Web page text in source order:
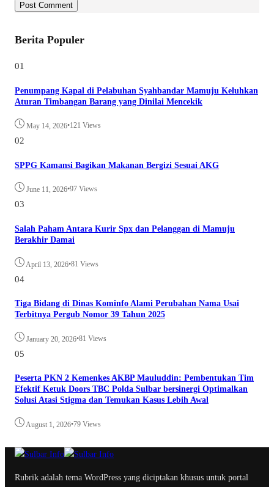
Berita Populer
01
Penumpang Kapal di Pelabuhan Syahbandar Mamuju Keluhkan
Aturan Timbangan Barang yang Dinilai Mencekik
May 14, 2026•121 Views
02
SPPG Kamansi Bagikan Makanan Bergizi Sesuai AKG
June 11, 2026•97 Views
03
Salah Paham Antara Kurir Spx dan Pelanggan di Mamuju
Berakhir Damai
April 13, 2026•81 Views
04
Tiga Bidang di Dinas Kominfo Alami Perubahan Nama Usai
Terbitnya Pergub Nomor 39 Tahun 2025
January 20, 2026•81 Views
05
Peserta PKN 2 Kemenkes AKBP Mauluddin: Pembentukan Tim
Efektif Ketuk Doors TBC Polda Sulbar bersinergi Optimalkan
Solusi Atasi Stigma dan Temukan Kasus Lebih Awal
August 1, 2026•79 Views
Rubrik adalah tema WordPress yang diciptakan khusus untuk portal